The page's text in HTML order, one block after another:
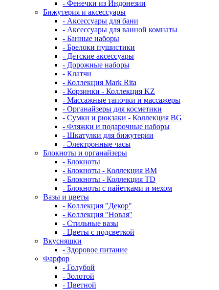
- Фенечки из Индонезии
Бижутерия и аксессуары
- Аксессуары для бани
- Аксессуары для ванной комнаты
- Банные наборы
- Брелоки пушистики
- Детские аксессуары
- Дорожные наборы
- Клатчи
- Коллекция Mark Rita
- Корзинки - Коллекция KZ
- Массажные тапочки и массажеры
- Органайзеры для косметики
- Сумки и рюкзаки - Коллекция BG
- Фляжки и подарочные наборы
- Шкатулки для бижутерии
- Электронные часы
Блокноты и органайзеры
- Блокноты
- Блокноты - Коллекция BM
- Блокноты - Коллекция TD
- Блокноты с пайетками и мехом
Вазы и цветы
- Коллекция "Декор"
- Коллекция "Новая"
- Стильные вазы
- Цветы с подсветкой
Вкусняшки
- Здоровое питание
Фарфор
- Голубой
- Золотой
- Цветной